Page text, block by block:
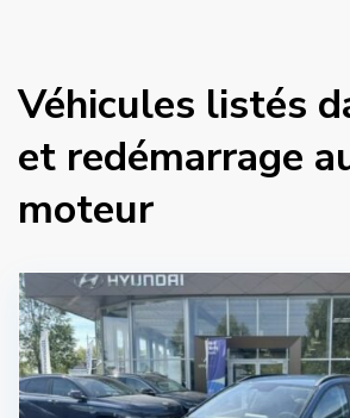
Véhicules listés
et redémarrage
moteur